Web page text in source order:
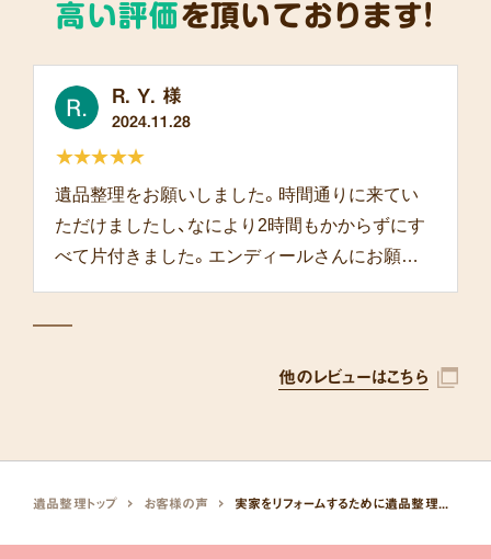
高い評価を頂いております!
R. Y. 様
2024.11.28
遺品整理をお願いしました。時間通りに来てい
ただけましたし、なにより2時間もかからずにす
べて片付きました。エンディールさんにお願い
★★★★★
他のレビューはこちら
遺品整理トップ お客様の声